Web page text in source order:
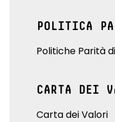
POLITICA
Politiche Parità
CARTA DEI
Carta dei Valori